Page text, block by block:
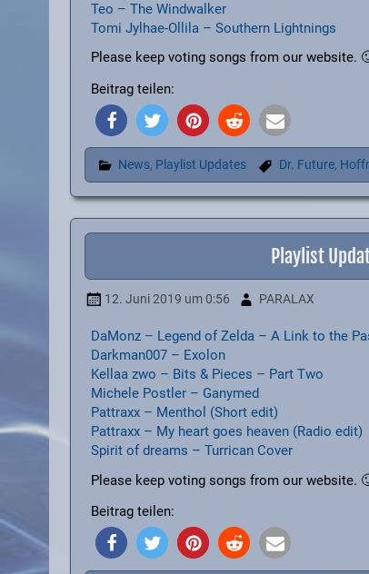
Teo – The Windwalker
Tomi Jylhae-Ollila – Southern Lightnings
Please keep voting songs from our website.
Beitrag teilen:
News, Playlist Updates Dr. Future,
Playlist
12. Juni 2019 um 0:56 PARALAX
DaMonz – Legend of Zelda – A Link to the
Darkman007 – Exolon
Kellaa zwo – Bits & Pieces – Part Two
Michele Postler – Ganymed
Pattraxx – Menthol (Short edit)
Pattraxx – My heart goes heaven (Radio edit)
Spirit of dreams – Turrican Cover
Please keep voting songs from our website.
Beitrag teilen: